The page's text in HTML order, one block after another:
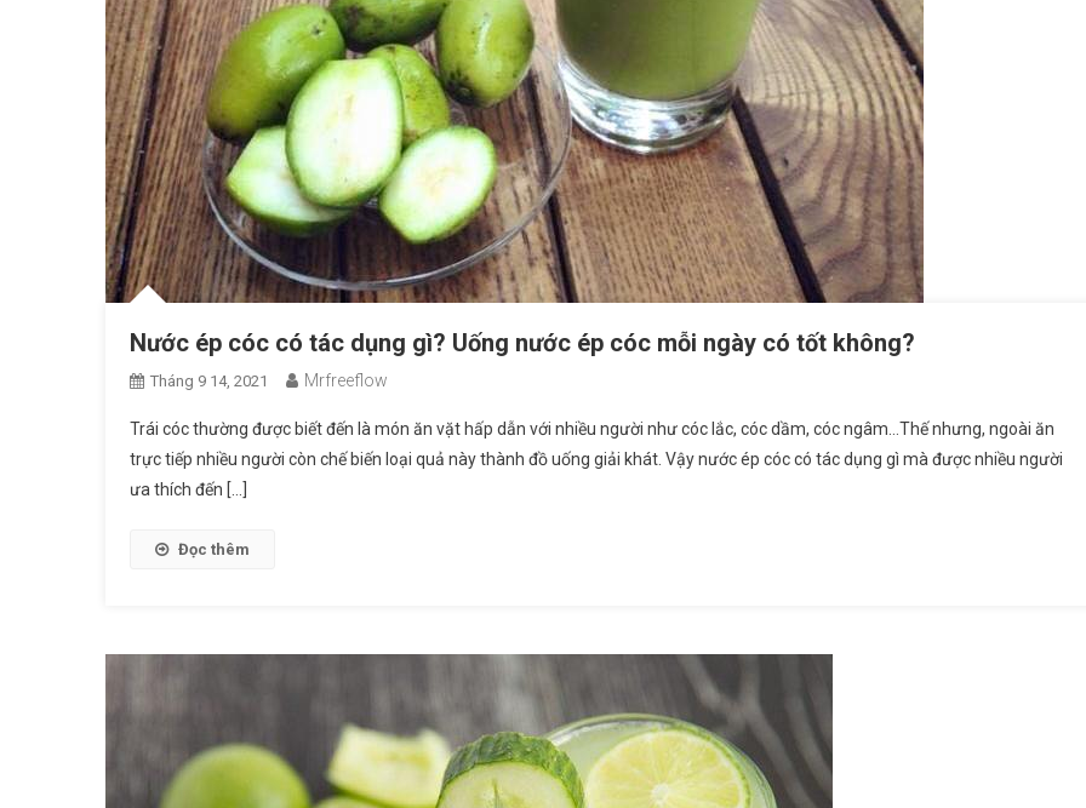
Nước ép cóc có tác dụng gì? Uống nước ép cóc mỗi ngày có tốt không?
Tháng 9 14, 2021 Mrfreeflow
Trái cóc thường được biết đến là món ăn vặt hấp dẫn với nhiều người như cóc lắc, cóc dầm, cóc ngâm…Thế nhưng, ngoài ăn
trực tiếp nhiều người còn chế biến loại quả này thành đồ uống giải khát. Vậy nước ép cóc có tác dụng gì mà được nhiều người
ưa thích đến […]
Đọc thêm